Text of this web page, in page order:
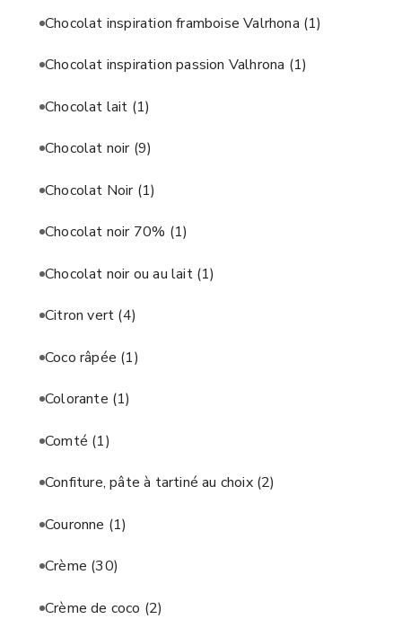
Chocolat inspiration framboise Valrhona (1)
Chocolat inspiration passion Valhrona (1)
Chocolat lait (1)
Chocolat noir (9)
Chocolat Noir (1)
Chocolat noir 70% (1)
Chocolat noir ou au lait (1)
Citron vert (4)
Coco râpée (1)
Colorante (1)
Comté (1)
Confiture, pâte à tartiné au choix (2)
Couronne (1)
Crème (30)
Crème de coco (2)